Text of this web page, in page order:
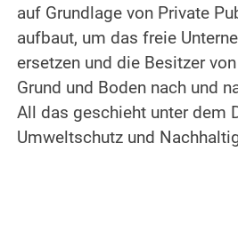
auf Grundlage von Private
aufbaut, um das freie
ersetzen und die Besitzer
Grund und Boden nach und
All das geschieht unter dem
Umweltschutz und